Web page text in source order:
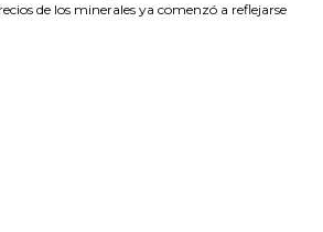
de los minerales ya comenzó a reflejarse